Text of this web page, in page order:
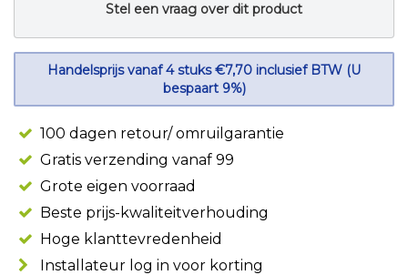
Stel een vraag over dit product
Handelsprijs vanaf 4 stuks €7,70 inclusief BTW (U
bespaart 9%)
100 dagen retour/ omruilgarantie
Gratis verzending vanaf 99
Grote eigen voorraad
Beste prijs-kwaliteitverhouding
Hoge klanttevredenheid
Installateur log in voor korting